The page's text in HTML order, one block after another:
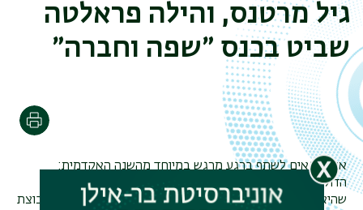
גיל מרטנס, והילה פראלטה
שביט בכנס ״שפה וחברה״
אנחנו גאים לשתף ברגע מרגש במיוחד מהשנה האקדמית:
הדוקטורנטית שלנו, גיל מרטנס, חברה להילה פראלטה שביט,
שהיא דוקטורנטית מתחום סמנטיקה קוגניטיבי , כדי להקים קבוצת